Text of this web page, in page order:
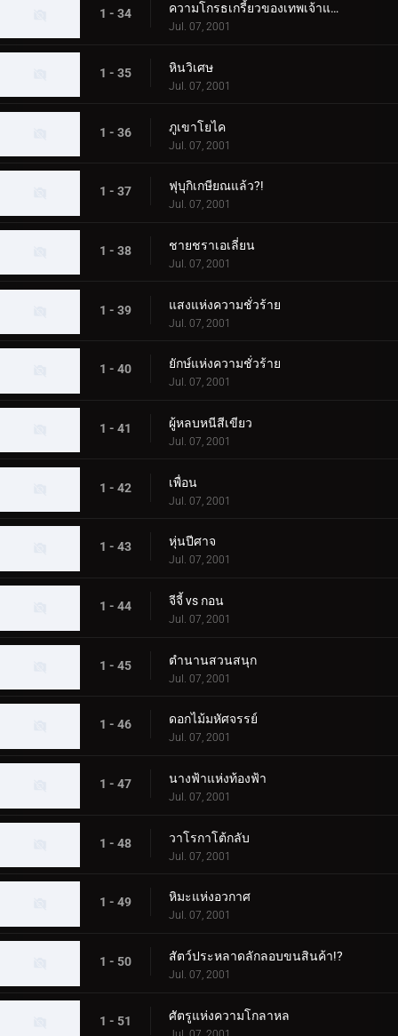
1 - 34 ความโกรธเกรี้ยวของเทพเจ้าแห่งท้องทะเล
Jul. 07, 2001
1 - 35 หินวิเศษ
Jul. 07, 2001
1 - 36 ภูเขาโยไค
Jul. 07, 2001
1 - 37 ฟุบุกิเกษียณแล้ว?!
Jul. 07, 2001
1 - 38 ชายชราเอเลี่ยน
Jul. 07, 2001
1 - 39 แสงแห่งความชั่วร้าย
Jul. 07, 2001
1 - 40 ยักษ์แห่งความชั่วร้าย
Jul. 07, 2001
1 - 41 ผู้หลบหนีสีเขียว
Jul. 07, 2001
1 - 42 เพื่อน
Jul. 07, 2001
1 - 43 หุ่นปีศาจ
Jul. 07, 2001
1 - 44 จีจี้ vs กอน
Jul. 07, 2001
1 - 45 ตำนานสวนสนุก
Jul. 07, 2001
1 - 46 ดอกไม้มหัศจรรย์
Jul. 07, 2001
1 - 47 นางฟ้าแห่งท้องฟ้า
Jul. 07, 2001
1 - 48 วาโรกาโต้กลับ
Jul. 07, 2001
1 - 49 หิมะแห่งอวกาศ
Jul. 07, 2001
1 - 50 สัตว์ประหลาดลักลอบขนสินค้า!?
Jul. 07, 2001
1 - 51 ศัตรูแห่งความโกลาหล